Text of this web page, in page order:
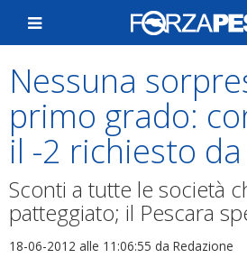
Nessuna
primo grado:
il -2 richiesto
Sconti a tutte le società
patteggiato; il Pescara
18-06-2012 alle 11:06:55 da Redazione